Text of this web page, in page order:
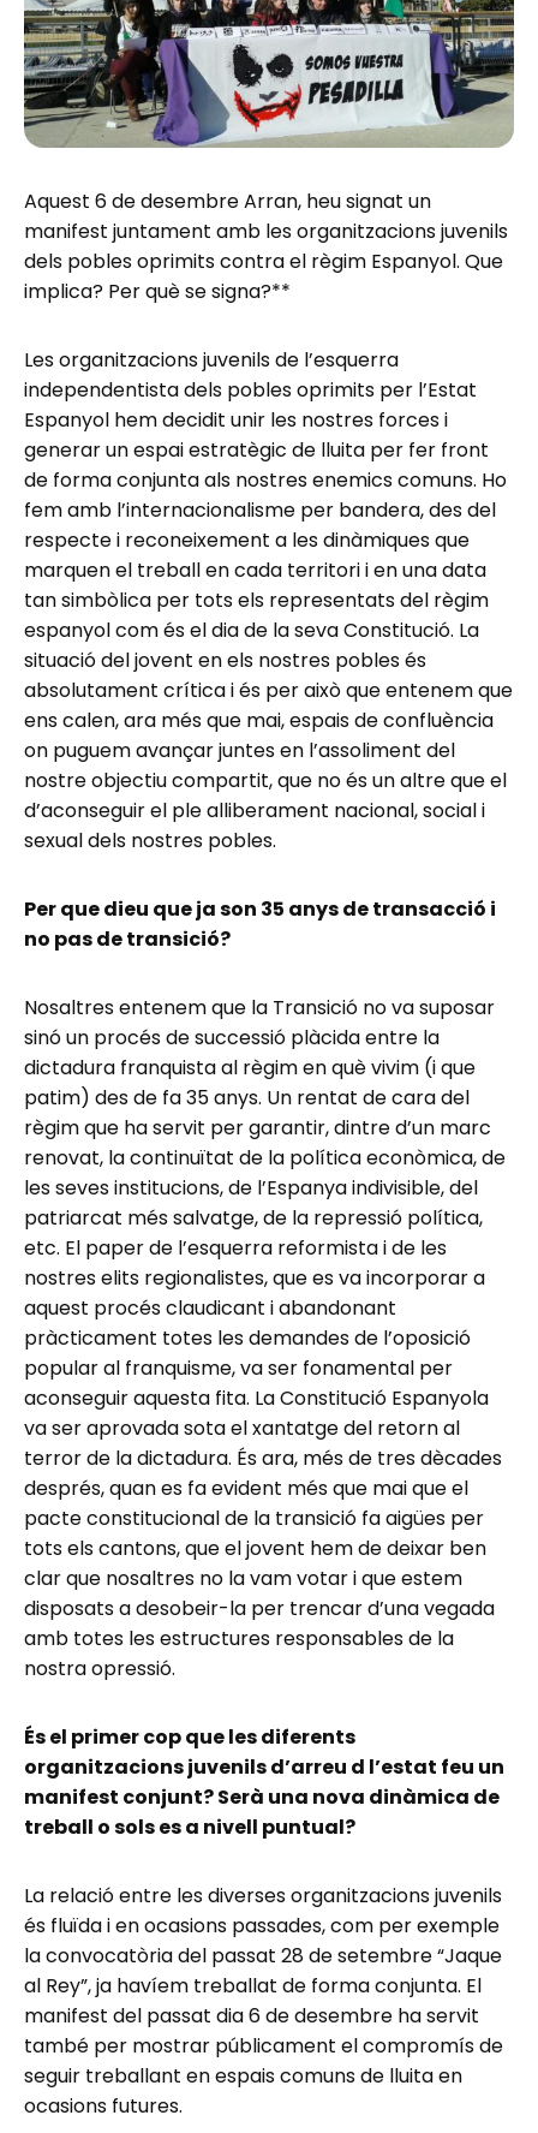
Aquest 6 de desembre Arran, heu signat un
manifest juntament amb les organitzacions juvenils
dels pobles oprimits contra el règim Espanyol. Que
implica? Per què se signa?**
Les organitzacions juvenils de l’esquerra
independentista dels pobles oprimits per l’Estat
Espanyol hem decidit unir les nostres forces i
generar un espai estratègic de lluita per fer front
de forma conjunta als nostres enemics comuns. Ho
fem amb l’internacionalisme per bandera, des del
respecte i reconeixement a les dinàmiques que
marquen el treball en cada territori i en una data
tan simbòlica per tots els representats del règim
espanyol com és el dia de la seva Constitució. La
situació del jovent en els nostres pobles és
absolutament crítica i és per això que entenem que
ens calen, ara més que mai, espais de confluència
on puguem avançar juntes en l’assoliment del
nostre objectiu compartit, que no és un altre que el
d’aconseguir el ple alliberament nacional, social i
sexual dels nostres pobles.
Per que dieu que ja son 35 anys de transacció i
no pas de transició?
Nosaltres entenem que la Transició no va suposar
sinó un procés de successió plàcida entre la
dictadura franquista al règim en què vivim (i que
patim) des de fa 35 anys. Un rentat de cara del
règim que ha servit per garantir, dintre d’un marc
renovat, la continuïtat de la política econòmica, de
les seves institucions, de l’Espanya indivisible, del
patriarcat més salvatge, de la repressió política,
etc. El paper de l’esquerra reformista i de les
nostres elits regionalistes, que es va incorporar a
aquest procés claudicant i abandonant
pràcticament totes les demandes de l’oposició
popular al franquisme, va ser fonamental per
aconseguir aquesta fita. La Constitució Espanyola
va ser aprovada sota el xantatge del retorn al
terror de la dictadura. És ara, més de tres dècades
després, quan es fa evident més que mai que el
pacte constitucional de la transició fa aigües per
tots els cantons, que el jovent hem de deixar ben
clar que nosaltres no la vam votar i que estem
disposats a desobeir-la per trencar d’una vegada
amb totes les estructures responsables de la
nostra opressió.
És el primer cop que les diferents
organitzacions juvenils d’arreu d l’estat feu un
manifest conjunt? Serà una nova dinàmica de
treball o sols es a nivell puntual?
La relació entre les diverses organitzacions juvenils
és fluïda i en ocasions passades, com per exemple
la convocatòria del passat 28 de setembre “Jaque
al Rey”, ja havíem treballat de forma conjunta. El
manifest del passat dia 6 de desembre ha servit
també per mostrar públicament el compromís de
seguir treballant en espais comuns de lluita en
ocasions futures.